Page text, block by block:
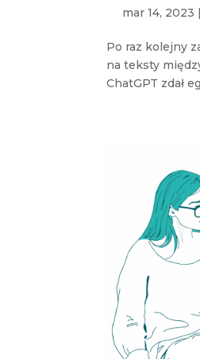
mar 14, 2023
Po raz kolejny
na teksty
ChatGPT zdał